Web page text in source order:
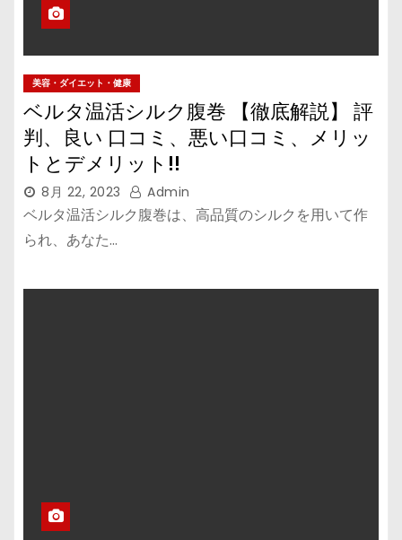
美容・ダイエット・健康
ベルタ温活シルク腹巻 【徹底解説】 評
判、良い 口コミ、悪い口コミ、メリッ
トとデメリット!!
8月 22, 2023 Admin
ベルタ温活シルク腹巻は、高品質のシルクを用いて作
られ、あなた…